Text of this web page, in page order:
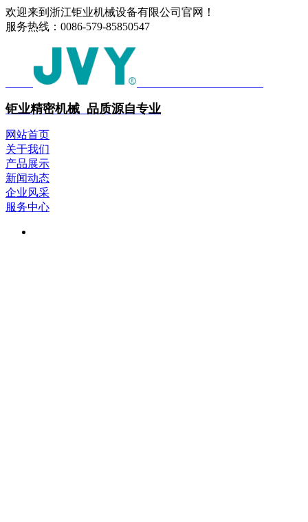
欢迎来到浙江钜业机械设备有限公司官网！
服务热线： 0086-579-85850547
钜业精密机械 品质源自专业
网站首页
关于我们
产品展示
新闻动态
企业风采
服务中心